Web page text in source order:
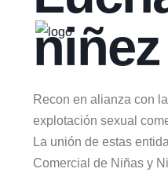
niñez
Recon en alianza con
explotación sexual
La unión de estas
Comercial de Niñas y